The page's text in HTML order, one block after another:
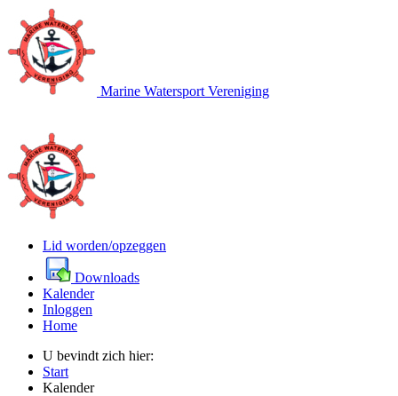
Marine Watersport Vereniging
Lid worden/opzeggen
Downloads
Kalender
Inloggen
Home
U bevindt zich hier:
Start
Kalender